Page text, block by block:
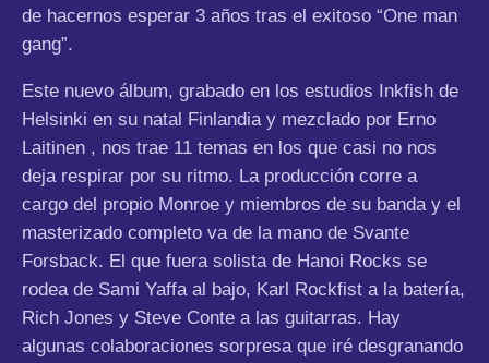
de hacernos esperar 3 años tras el exitoso “One man
gang”.
Este nuevo álbum, grabado en los estudios Inkfish de
Helsinki en su natal Finlandia y mezclado por Erno
Laitinen , nos trae 11 temas en los que casi no nos
deja respirar por su ritmo. La producción corre a
cargo del propio Monroe y miembros de su banda y el
masterizado completo va de la mano de Svante
Forsback. El que fuera solista de Hanoi Rocks se
rodea de Sami Yaffa al bajo, Karl Rockfist a la batería,
Rich Jones y Steve Conte a las guitarras. Hay
algunas colaboraciones sorpresa que iré desgranando